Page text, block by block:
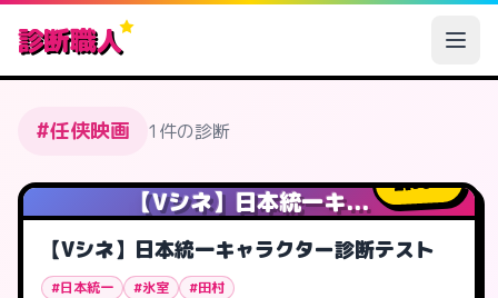
診断職人
#任侠映画 1件の診断
【Vシネ】日本統一キ...
96人
【Vシネ】日本統一キャラクター診断テスト
#日本統一 #氷室 #田村